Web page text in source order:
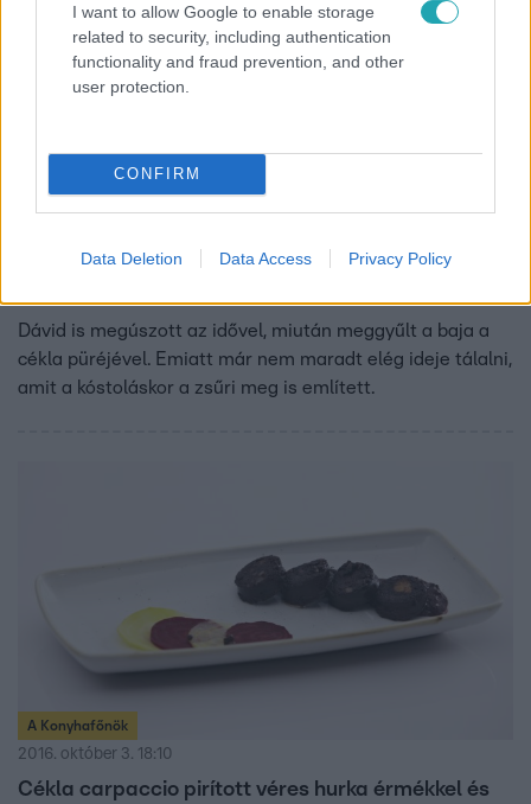
I want to allow Google to enable storage
related to security, including authentication
functionality and fraud prevention, and other
user protection.
CONFIRM
Data Deletion Data Access Privacy Policy
2016. október 19. 18:20
Dávid is megúszott az idővel, miután meggyűlt a baja a
cékla püréjével. Emiatt már nem maradt elég ideje tálalni,
amit a kóstoláskor a zsűri meg is említett.
A Konyhafőnök
2016. október 3. 18:10
Cékla carpaccio pirított véres hurka érmékkel és